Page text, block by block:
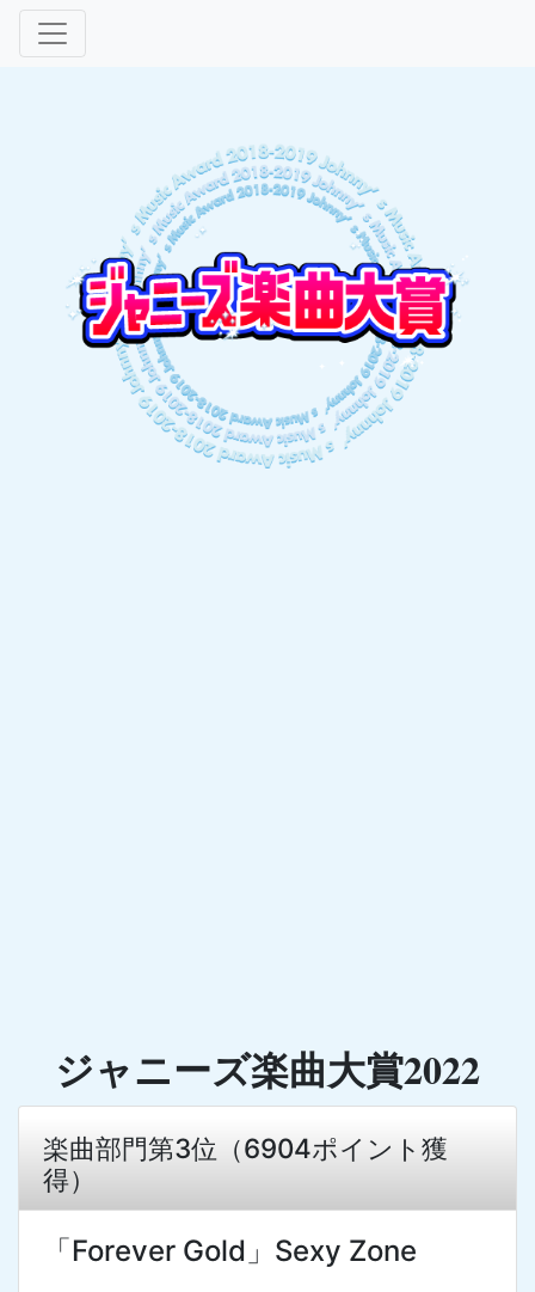
ジャニーズ楽曲大賞2022
楽曲部門第3位（6904ポイント獲
得）
「Forever Gold」Sexy Zone